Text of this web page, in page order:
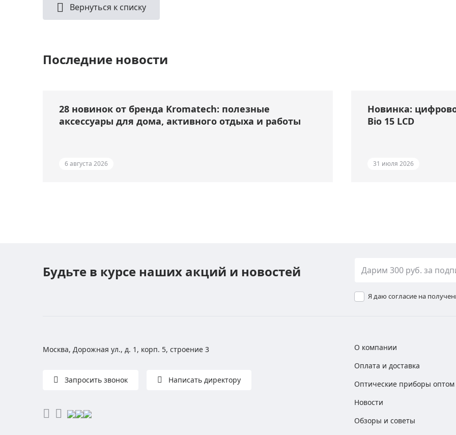
Вернуться к списку
Последние новости
28 новинок от бренда Kromatech: полезные
аксессуары для дома, активного отдыха и работы
6 августа 2026
Новинка:
Bio 15 LCD
31 июля 2026
Будьте в курсе наших акций и новостей
Я даю согласие на
Москва, Дорожная ул., д. 1, корп. 5, строение 3
Запросить звонок Написать директору
О компании
Оплата и доставка
Оптические приборы оптом
Новости
Обзоры и советы